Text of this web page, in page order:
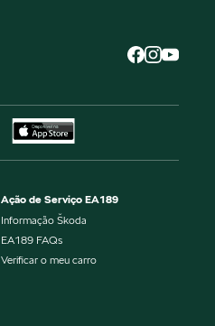
Ação de Serviço EA189
Informação Škoda
EA189 FAQs
Verificar o meu carro